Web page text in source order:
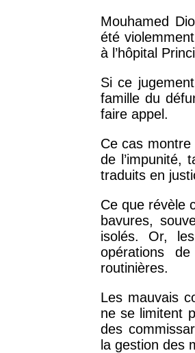
Mouhamed
été
à l’hôpital
Si ce
famille du
faire appel.
Ce cas montre
de l’impunité,
traduits en
Ce que révèle
bavures,
isolés. Or,
opérations
routinières.
Les mauvais
ne se limitent
des
la gestion des